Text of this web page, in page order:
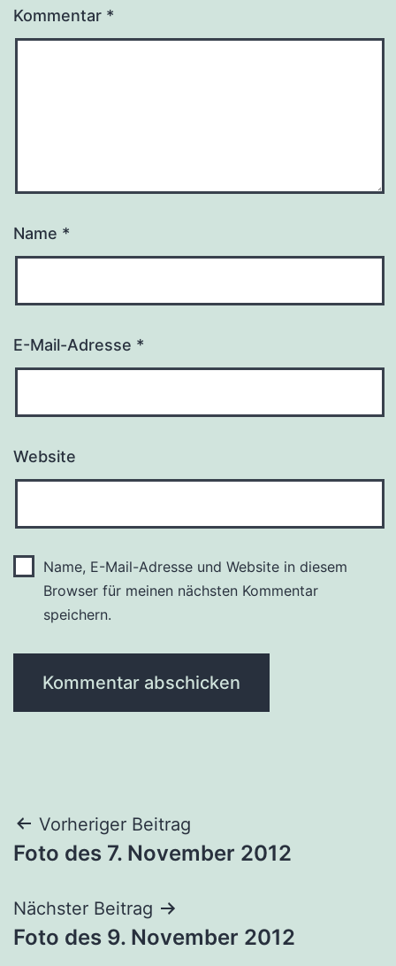
Kommentar *
Name *
E-Mail-Adresse *
Website
Name, E-Mail-Adresse und Website in diesem
Browser für meinen nächsten Kommentar
speichern.
Beitragsnavigation
Vorheriger Beitrag
Foto des 7. November 2012
Nächster Beitrag
Foto des 9. November 2012